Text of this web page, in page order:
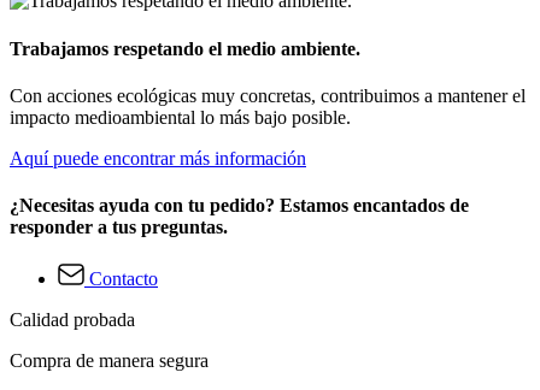
Trabajamos respetando el medio ambiente.
Con acciones ecológicas muy concretas, contribuimos a mantener el
impacto medioambiental lo más bajo posible.
Aquí puede encontrar más información
¿Necesitas ayuda con tu pedido? Estamos encantados de
responder a tus preguntas.
Contacto
Calidad probada
Compra de manera segura